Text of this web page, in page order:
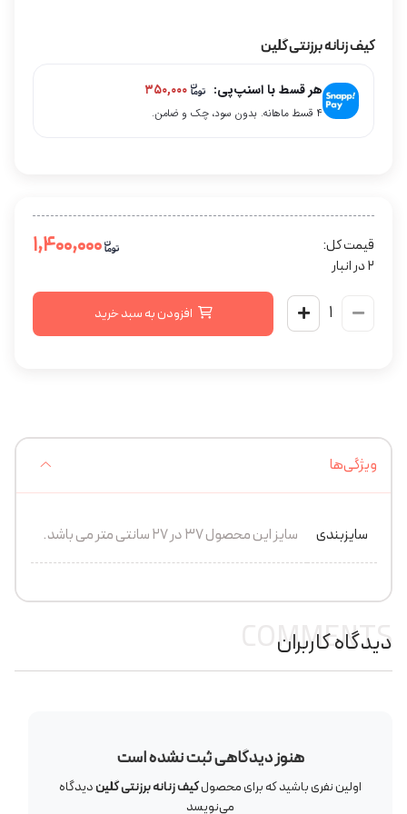
کیف زنانه برزنتی گلین
هر قسط با اسنپ‌پی:
۴ قسط ماهانه. بدون سود، چک و ضامن.
قیمت کل:
2 در انبار
افزودن به سبد خرید
ویژگی‌ها
سایزبندی سایز این محصول 37 در 27 سانتی متر می باشد.
دیدگاه کاربران
COMMENTS
هنوز دیدگاهی ثبت نشده است
اولین نفری باشید که برای محصولکیف زنانه برزنتی گلیندیدگاه
می‌نویسد